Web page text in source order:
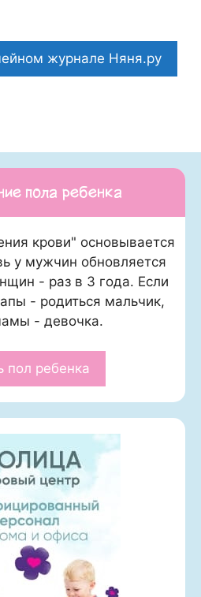
журнале Няня.ру
пола ребенка
крови" основывается
у мужчин обновляется
- раз в 3 года. Если
- родиться мальчик,
- девочка.
пол ребенка